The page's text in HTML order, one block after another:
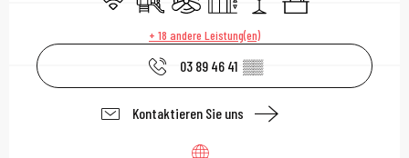
+ 18 andere Leistung(en)
03 89 46 41 ▒▒
Kontaktieren Sie uns